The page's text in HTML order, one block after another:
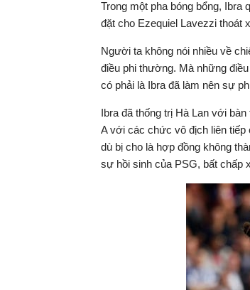
Trong một pha bóng bổng, Ibra
đặt cho Ezequiel Lavezzi thoát
Người ta không nói nhiều về
điều phi thường. Mà những
có phải là Ibra đã làm nên sự
Ibra đã thống trị Hà Lan với
A với các chức vô địch liên tiếp
dù bị cho là hợp đồng không
sự hồi sinh của PSG, bất chấp